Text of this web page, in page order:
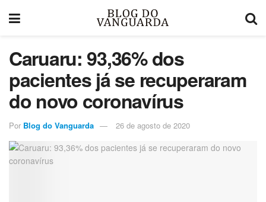
Caruaru: 93,36% dos
pacientes já se recuperaram
do novo coronavírus
Por Blog do Vanguarda 26 de agosto de 2020